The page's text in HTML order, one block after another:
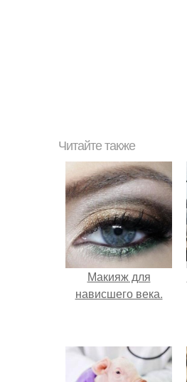
Читайте также
Макияж для
нависшего века.